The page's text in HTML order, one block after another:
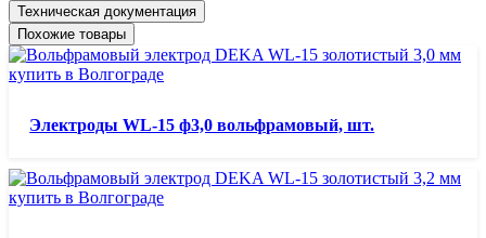
Техническая документация
Похожие товары
Электроды WL-15 ф3,0 вольфрамовый, шт.